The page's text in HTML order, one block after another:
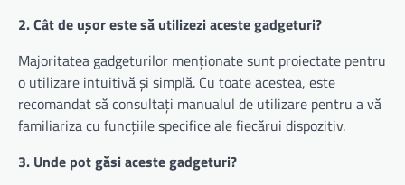
2. Cât de ușor este să utilizezi aceste gadgeturi?
Majoritatea gadgeturilor menționate sunt proiectate pentru
o utilizare intuitivă și simplă. Cu toate acestea, este
recomandat să consultați manualul de utilizare pentru a vă
familiariza cu funcțiile specifice ale fiecărui dispozitiv.
3. Unde pot găsi aceste gadgeturi?